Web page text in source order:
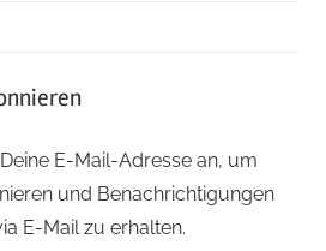
E-Mail-Adresse an, um
und Benachrichtigungen
E-Mail zu erhalten.